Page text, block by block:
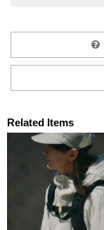
Related Items